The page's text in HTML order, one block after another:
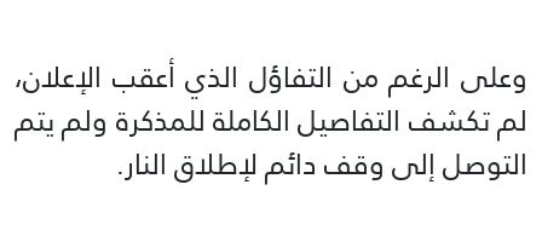
وعلى الرغم من التفاؤل الذي أعقب الإعلان،
لم تكشف التفاصيل الكاملة للمذكرة ولم يتم
التوصل إلى وقف دائم لإطلاق النار.